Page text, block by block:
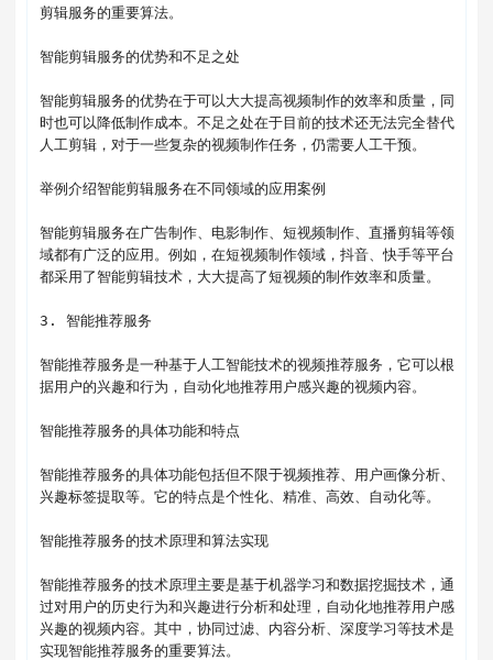
剪辑服务的重要算法。
智能剪辑服务的优势和不足之处
智能剪辑服务的优势在于可以大大提高视频制作的效率和质量，同
时也可以降低制作成本。不足之处在于目前的技术还无法完全替代
人工剪辑，对于一些复杂的视频制作任务，仍需要人工干预。
举例介绍智能剪辑服务在不同领域的应用案例
智能剪辑服务在广告制作、电影制作、短视频制作、直播剪辑等领
域都有广泛的应用。例如，在短视频制作领域，抖音、快手等平台
都采用了智能剪辑技术，大大提高了短视频的制作效率和质量。
3. 智能推荐服务
智能推荐服务是一种基于人工智能技术的视频推荐服务，它可以根
据用户的兴趣和行为，自动化地推荐用户感兴趣的视频内容。
智能推荐服务的具体功能和特点
智能推荐服务的具体功能包括但不限于视频推荐、用户画像分析、
兴趣标签提取等。它的特点是个性化、精准、高效、自动化等。
智能推荐服务的技术原理和算法实现
智能推荐服务的技术原理主要是基于机器学习和数据挖掘技术，通
过对用户的历史行为和兴趣进行分析和处理，自动化地推荐用户感
兴趣的视频内容。其中，协同过滤、内容分析、深度学习等技术是
实现智能推荐服务的重要算法。